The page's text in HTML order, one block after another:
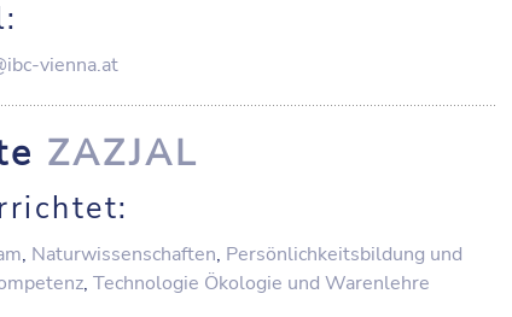
vienna.at
ZAZJAL
, Naturwissenschaften, Persönlichkeitsbildung und
, Technologie Ökologie und Warenlehre